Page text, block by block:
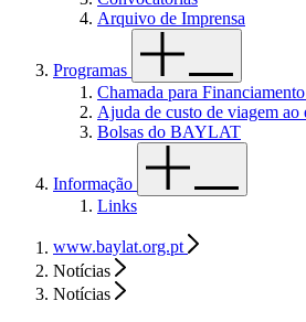
Arquivo de Imprensa
Programas
Chamada para
Ajuda de custo de viagem ao
Bolsas do BAYLAT
Informação
Links
www.baylat.org.pt
Notícias
Notícias